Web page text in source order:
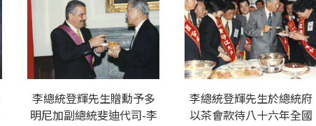
李總統登輝先生贈勳予多
明尼加副總統斐迪代司-李
李總統登輝先生於總統府
以茶會款待八十六年全國